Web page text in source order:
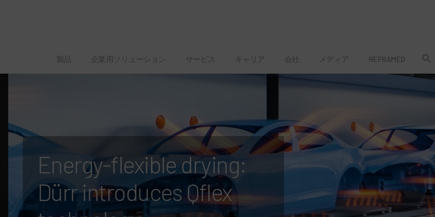
製品 企業用ソリューション サービス キャリア 会社 メディア REFRAMED
Energy-flexible drying:
Dürr introduces Qflex